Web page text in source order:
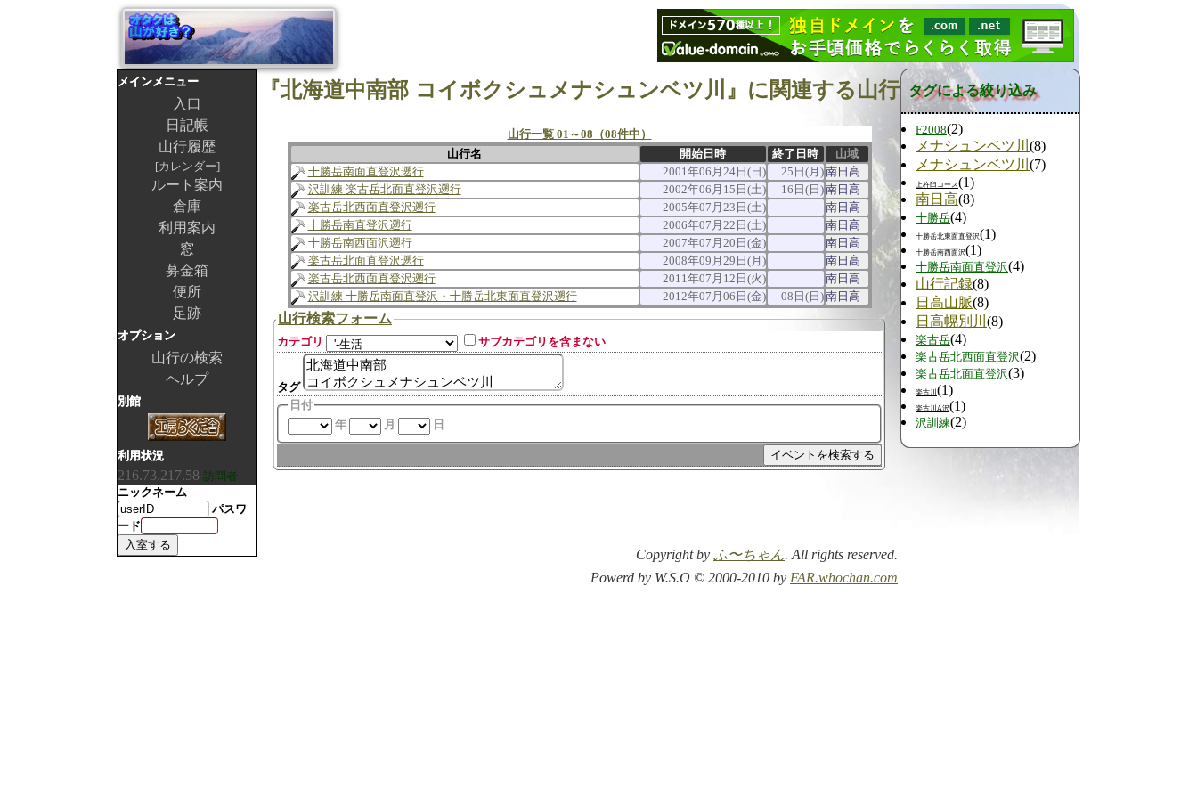
『北海道中南部 コイボクシュメナシュンベツ川』に関連する山行
山行一覧 01～08（08件中）
山行名
開始日時 終了日時
山域
十勝岳南面直登沢遡行
2001年06月24日(日) 25日(月)南日高
沢訓練 楽古岳北面直登沢遡行
2002年06月15日(土) 16日(日)南日高
楽古岳北西面直登沢遡行
2005年07月23日(土)
南日高
十勝岳南直登沢遡行
2006年07月22日(土)
南日高
十勝岳南西面沢遡行
2007年07月20日(金)
南日高
楽古岳北面直登沢遡行
2008年09月29日(月)
南日高
楽古岳北西面直登沢遡行
2011年07月12日(火)
南日高
沢訓練 十勝岳南面直登沢・十勝岳北東面直登沢遡行
2012年07月06日(金) 08日(日)南日高
山行検索フォーム
カテゴリ サブカテゴリを含まない
タグ
日付
年
月 日
タグによる絞り込み
F2008(2)
メナシュンベツ川 (8)
メナシュンベツ川 (7)
上杵臼コース(1)
南日高(8)
十勝岳(4)
十勝岳北東面直登沢(1)
十勝岳南西面沢(1)
十勝岳南面直登沢(4)
山行記録(8)
日高山脈(8)
日高幌別川 (8)
楽古岳(4)
楽古岳北西面直登沢(2)
楽古岳北面直登沢(3)
楽古川 (1)
楽古川A沢(1)
沢訓練(2)
メインメニュー
入口
日記帳
山行履歴
カレンダー
ルート案内
倉庫
利用案内
窓
募金箱
便所
足跡
オプション
山行の検索
ヘルプ
別館
利用状況
216.73.217.58 訪問者
ニックネーム
パスワ
ード
Copyright by ふ〜ちゃん. All rights reserved.
Powerd by W.S.O © 2000-2010 by FAR.whochan.com